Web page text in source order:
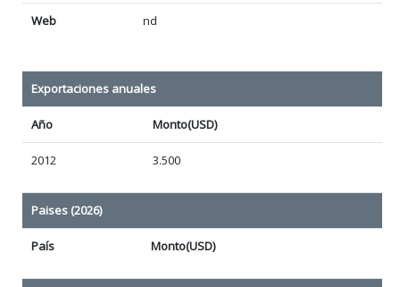
Web nd
Exportaciones anuales
Año Monto(USD)
2012 3.500
Paises (2026)
País Monto(USD)